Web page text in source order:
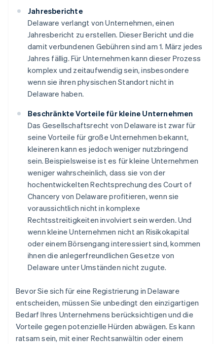
Jahresberichte
Delaware verlangt von Unternehmen, einen
Jahresbericht zu erstellen. Dieser Bericht und die
damit verbundenen Gebühren sind am 1. März jedes
Jahres fällig. Für Unternehmen kann dieser Prozess
komplex und zeitaufwendig sein, insbesondere
wenn sie ihren physischen Standort nicht in
Delaware haben.
Beschränkte Vorteile für kleine Unternehmen
Das Gesellschaftsrecht von Delaware ist zwar für
seine Vorteile für große Unternehmen bekannt,
kleineren kann es jedoch weniger nutzbringend
sein. Beispielsweise ist es für kleine Unternehmen
weniger wahrscheinlich, dass sie von der
hochentwickelten Rechtsprechung des Court of
Chancery von Delaware profitieren, wenn sie
voraussichtlich nicht in komplexe
Rechtsstreitigkeiten involviert sein werden. Und
wenn kleine Unternehmen nicht an Risikokapital
oder einem Börsengang interessiert sind, kommen
ihnen die anlegerfreundlichen Gesetze von
Delaware unter Umständen nicht zugute.
Bevor Sie sich für eine Registrierung in Delaware
entscheiden, müssen Sie unbedingt den einzigartigen
Bedarf Ihres Unternehmens berücksichtigen und die
Vorteile gegen potenzielle Hürden abwägen. Es kann
ratsam sein, mit einer Rechtsanwältin oder einem